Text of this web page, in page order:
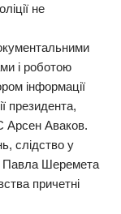
не
і роботою
інформації
президента,
Арсен Аваков.
слідство у
Павла Шеремета
причетні